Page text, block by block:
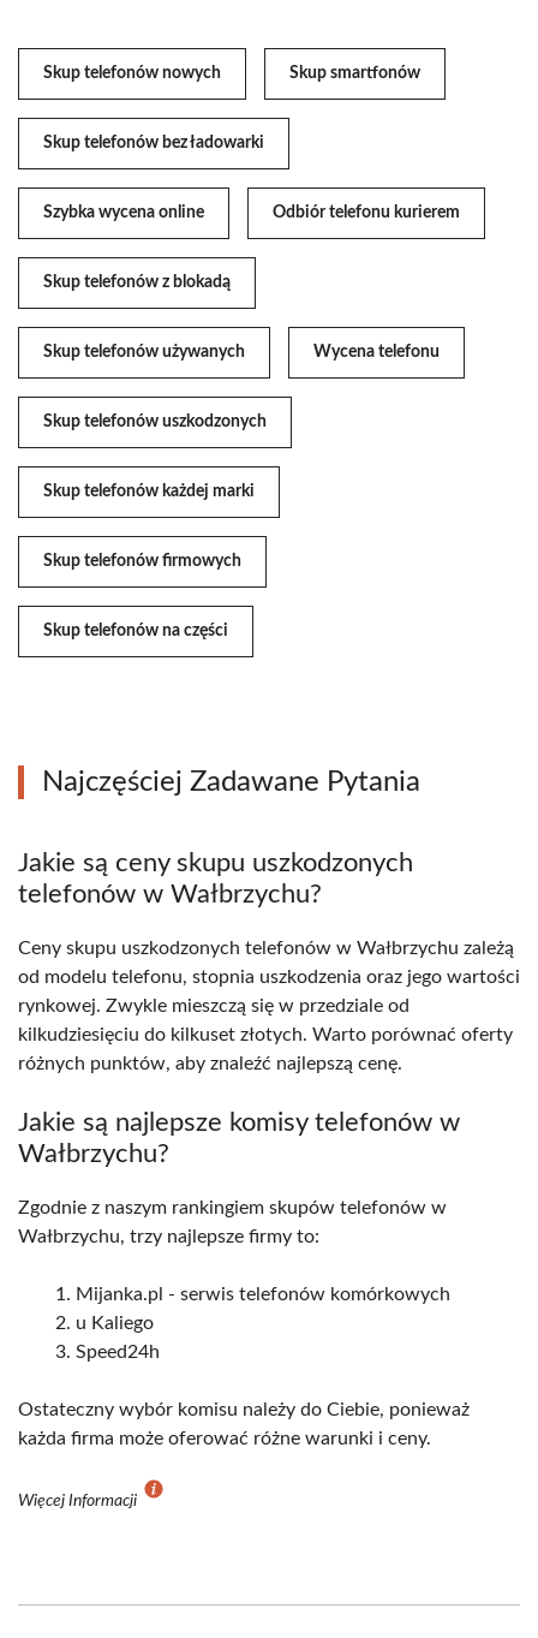
Skup telefonów nowych Skup smartfonów
Skup telefonów bez ładowarki
Szybka wycena online Odbiór telefonu kurierem
Skup telefonów z blokadą
Skup telefonów używanych Wycena telefonu
Skup telefonów uszkodzonych
Skup telefonów każdej marki
Skup telefonów firmowych
Skup telefonów na części
Najczęściej Zadawane Pytania
Jakie są ceny skupu uszkodzonych
telefonów w Wałbrzychu?
Ceny skupu uszkodzonych telefonów w Wałbrzychu zależą
od modelu telefonu, stopnia uszkodzenia oraz jego wartości
rynkowej. Zwykle mieszczą się w przedziale od
kilkudziesięciu do kilkuset złotych. Warto porównać oferty
różnych punktów, aby znaleźć najlepszą cenę.
Jakie są najlepsze komisy telefonów w
Wałbrzychu?
Zgodnie z naszym rankingiem skupów telefonów w
Wałbrzychu, trzy najlepsze firmy to:
Mijanka.pl - serwis telefonów komórkowych
u Kaliego
Speed24h
Ostateczny wybór komisu należy do Ciebie, ponieważ
każda firma może oferować różne warunki i ceny.
Więcej Informacji